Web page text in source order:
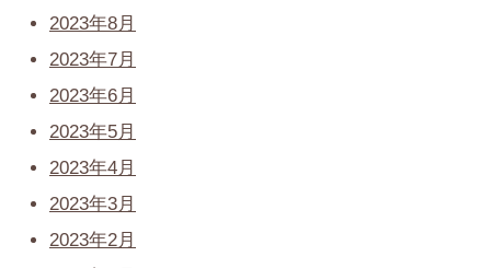
2023年8月
2023年7月
2023年6月
2023年5月
2023年4月
2023年3月
2023年2月